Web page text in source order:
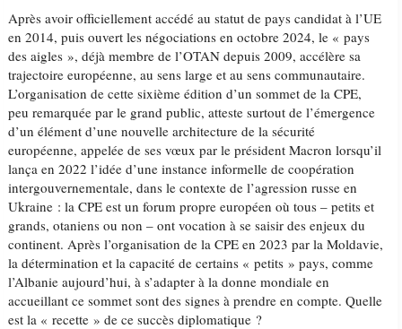
Après avoir officiellement accédé au statut de pays candidat à l’UE
en 2014, puis ouvert les négociations en octobre 2024, le « pays
des aigles », déjà membre de l’OTAN depuis 2009, accélère sa
trajectoire européenne, au sens large et au sens communautaire.
L’organisation de cette sixième édition d’un sommet de la CPE,
peu remarquée par le grand public, atteste surtout de l’émergence
d’un élément d’une nouvelle architecture de la sécurité
européenne, appelée de ses vœux par le président Macron lorsqu’il
lança en 2022 l’idée d’une instance informelle de coopération
intergouvernementale, dans le contexte de l’agression russe en
Ukraine : la CPE est un forum propre européen où tous – petits et
grands, otaniens ou non – ont vocation à se saisir des enjeux du
continent. Après l’organisation de la CPE en 2023 par la Moldavie,
la détermination et la capacité de certains « petits » pays, comme
l’Albanie aujourd’hui, à s’adapter à la donne mondiale en
accueillant ce sommet sont des signes à prendre en compte. Quelle
est la « recette » de ce succès diplomatique ?